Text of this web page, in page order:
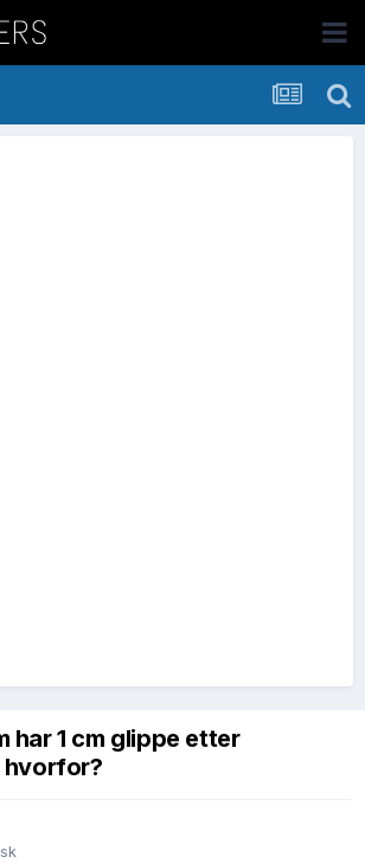
har 1 cm glippe etter
hvorfor?